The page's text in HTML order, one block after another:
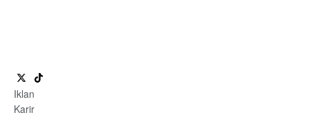
Iklan
Karir